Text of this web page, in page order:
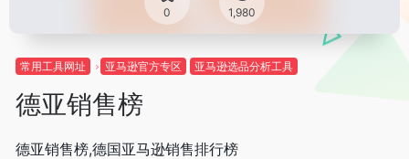
0 1,980
常用工具网址 亚马逊官方专区 亚马逊选品分析工具
德亚销售榜
德亚销售榜,德国亚马逊销售排行榜